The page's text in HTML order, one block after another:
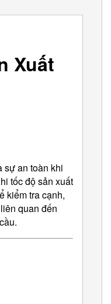
Xuất
sự an toàn khi
tốc độ sản xuất
kiểm tra cạnh,
quan đến